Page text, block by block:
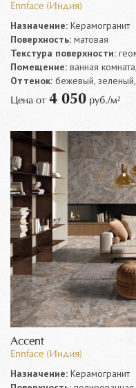
Ennface (Индия)
Назначение: Керамогранит
Поверхность: матовая
Текстура поверхности:
Помещение: ванная
Оттенок: бежевый,
Цена от 4 050 руб./м²
Accent
Ennface (Индия)
Назначение: Керамогранит